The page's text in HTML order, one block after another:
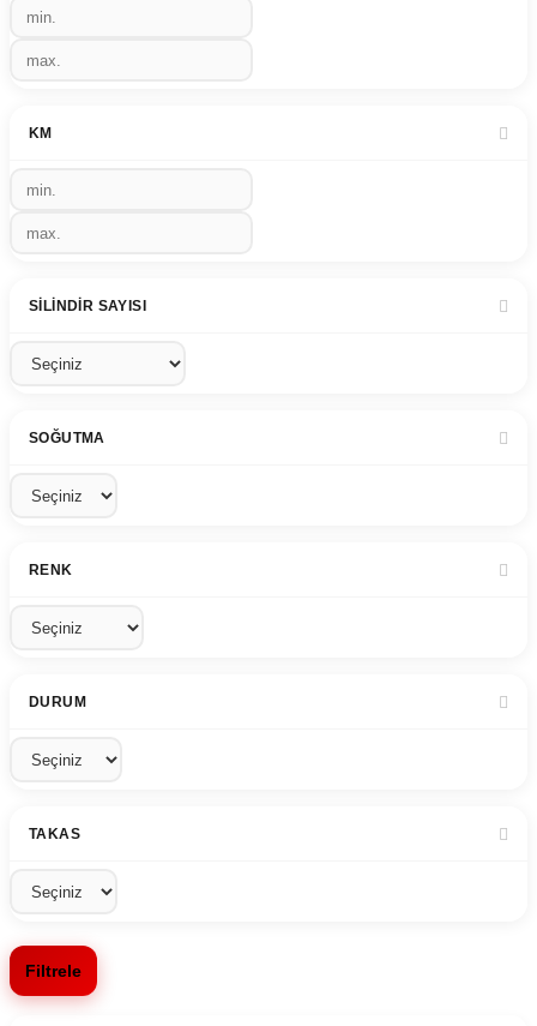
KM
SILINDIR SAYISI
SOĞUTMA
RENK
DURUM
TAKAS
Filtrele